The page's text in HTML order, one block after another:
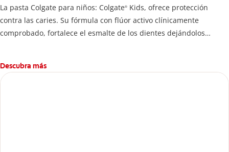
La pasta Colgate para niños: Colgate® Kids, ofrece protección
contra las caries. Su fórmula con flúor activo clínicamente
comprobado, fortalece el esmalte de los dientes dejándolos
Descubra más